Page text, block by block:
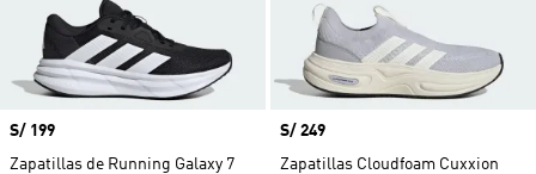
Precio
S/ 199
Zapatillas de Running Galaxy 7
Precio
S/ 249
Zapatillas Cloudfoam Cuxxion